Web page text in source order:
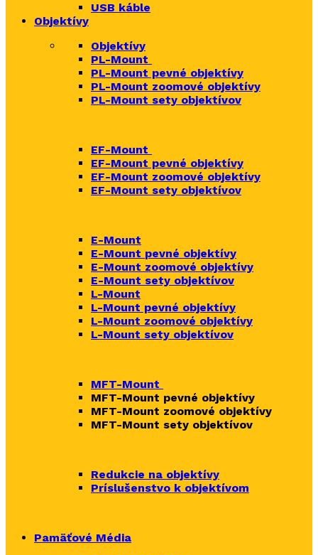
USB káble
Objektívy
Objektívy
PL-Mount
PL-Mount pevné objektívy
PL-Mount zoomové objektívy
PL-Mount sety objektívov
EF-Mount
EF-Mount pevné objektívy
EF-Mount zoomové objektívy
EF-Mount sety objektívov
E-Mount
E-Mount pevné objektívy
E-Mount zoomové objektívy
E-Mount sety objektívov
L-Mount
L-Mount pevné objektívy
L-Mount zoomové objektívy
L-Mount sety objektívov
MFT-Mount
MFT-Mount pevné objektívy
MFT-Mount zoomové objektívy
MFT-Mount sety objektívov
Redukcie na objektívy
Príslušenstvo k objektívom
Pamäťové Média